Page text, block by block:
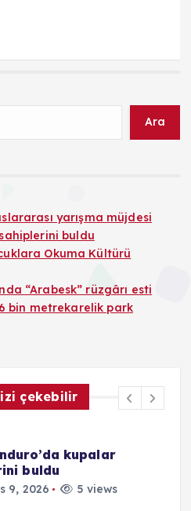
Ara
yarışma müjdesi
buldu
Okuma Kültürü
“Arabesk” rüzgârı esti
bin metrekarelik park
çekebilir
kupalar
buldu
2026 5 views